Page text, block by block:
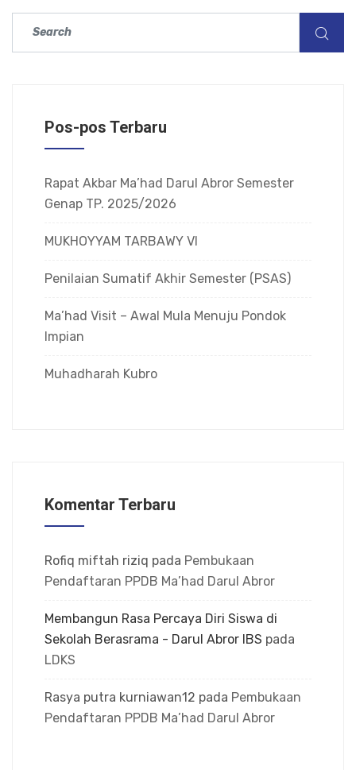
Pos-pos Terbaru
Rapat Akbar Ma’had Darul Abror Semester
Genap TP. 2025/2026
MUKHOYYAM TARBAWY VI
Penilaian Sumatif Akhir Semester (PSAS)
Ma’had Visit – Awal Mula Menuju Pondok
Impian
Muhadharah Kubro
Komentar Terbaru
Rofiq miftah riziq pada Pembukaan
Pendaftaran PPDB Ma’had Darul Abror
Membangun Rasa Percaya Diri Siswa di
Sekolah Berasrama - Darul Abror IBS pada
LDKS
Rasya putra kurniawan12 pada Pembukaan
Pendaftaran PPDB Ma’had Darul Abror